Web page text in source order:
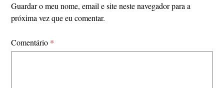
Guardar o meu nome, email e site neste navegador para a
próxima vez que eu comentar.
Comentário *